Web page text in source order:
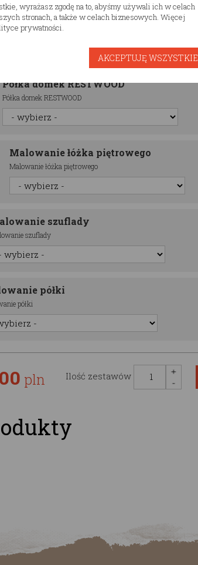
Półka domek RESTWOOD
Półka domek RESTWOOD
Malowanie łóżka piętrowego
Malowanie łóżka piętrowego
szuflady
szuflady
półki
półki
pln Ilość zestawów
wyrażasz zgodę na to, abyśmy używali ich w celach
stronach, a także w celach biznesowych. Więcej
prywatności.
AKCEPTUJĘ WSZYSTKIE